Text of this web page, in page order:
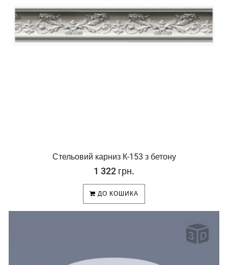
Стельовий карниз К-153 з бетону
1 322 грн.
ДО КОШИКА